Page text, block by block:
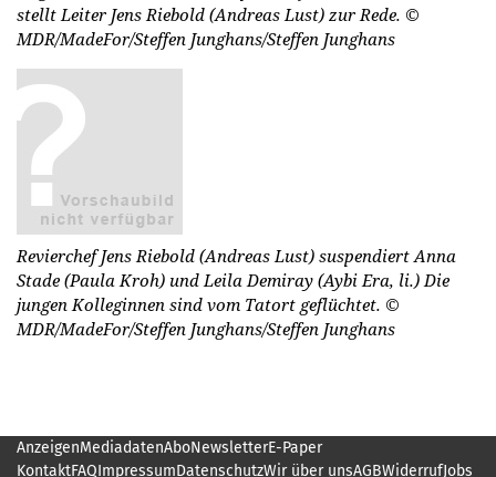
stellt Leiter Jens Riebold (Andreas Lust) zur Rede. ©
MDR/MadeFor/Steffen Junghans/Steffen Junghans
Revierchef Jens Riebold (Andreas Lust) suspendiert Anna
Stade (Paula Kroh) und Leila Demiray (Aybi Era, li.) Die
jungen Kolleginnen sind vom Tatort geflüchtet. ©
MDR/MadeFor/Steffen Junghans/Steffen Junghans
AnzeigenMediadatenAboNewsletterE-Paper
KontaktFAQImpressumDatenschutzWir über unsAGBWiderrufJobs